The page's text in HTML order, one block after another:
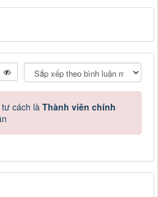
cách là Thành viên chính